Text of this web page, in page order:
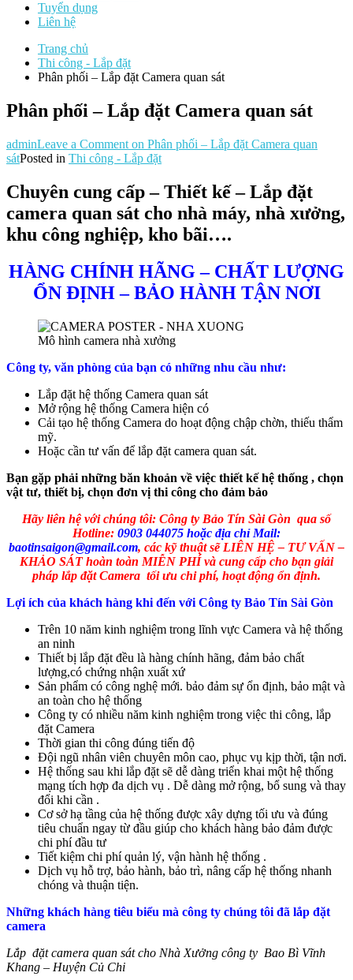
Tuyển dụng
Liên hệ
Trang chủ
Thi công - Lắp đặt
Phân phối – Lắp đặt Camera quan sát
Phân phối – Lắp đặt Camera quan sát
adminLeave a Comment on Phân phối – Lắp đặt Camera quan
sátPosted in Thi công - Lắp đặt
Chuyên cung cấp – Thiết kế – Lắp đặt
camera quan sát cho nhà máy, nhà xưởng,
khu công nghiệp, kho bãi….
HÀNG CHÍNH HÃNG – CHẤT LƯỢNG
ỔN ĐỊNH – BẢO HÀNH TẬN NƠI
Mô hình camera nhà xưởng
Công ty, văn phòng của bạn có những nhu cầu như:
Lắp đặt hệ thống Camera quan sát
Mở rộng hệ thống Camera hiện có
Cải tạo hệ thống Camera do hoạt động chập chờn, thiếu thẩm
mỹ.
Hoặc cần tư vấn để lắp đặt camera quan sát.
Bạn gặp phải những băn khoản về việc thiết kế hệ thống , chọn
vật tư, thiết bị, chọn đơn vị thi công cho đảm bảo
Hãy liên hệ với chúng tôi: Công ty Bảo Tín Sài Gòn qua số
Hotline: 0903 044075 hoặc địa chỉ Mail:
baotinsaigon@gmail.com, các kỹ thuật sẽ LIÊN HỆ – TƯ VẤN –
KHẢO SÁT hoàn toàn MIỄN PHÍ và cung cấp cho bạn giải
pháp lắp đặt Camera tối ưu chi phí, hoạt động ổn định.
Lợi ích của khách hàng khi đến với Công ty Bảo Tín Sài Gòn
Trên 10 năm kinh nghiệm trong lĩnh vực Camera và hệ thống
an ninh
Thiết bị lắp đặt đều là hàng chính hãng, đảm bảo chất
lượng,có chứng nhận xuất xứ
Sản phẩm có công nghệ mới. bảo đảm sự ổn định, bảo mật và
an toàn cho hệ thống
Công ty có nhiều năm kinh nghiệm trong việc thi công, lắp
đặt Camera
Thời gian thi công đúng tiến độ
Đội ngũ nhân viên chuyên môn cao, phục vụ kịp thời, tận nơi.
Hệ thống sau khi lắp đặt sẽ dễ dàng triển khai một hệ thống
mạng tích hợp đa dịch vụ . Dễ dàng mở rộng, bổ sung và thay
đổi khi cần .
Cơ sở hạ tầng của hệ thống được xây dựng tối ưu và đúng
tiêu chuẩn ngay từ đầu giúp cho khách hàng bảo đảm được
chi phí đầu tư
Tiết kiệm chi phí quản lý, vận hành hệ thống .
Dịch vụ hỗ trợ, bảo hành, bảo trì, nâng cấp hệ thống nhanh
chóng và thuận tiện.
Những khách hàng tiêu biểu mà công ty chúng tôi đã lắp đặt
camera
Lắp đặt camera quan sát cho Nhà Xưởng công ty Bao Bì Vĩnh
Khang – Huyện Củ Chi